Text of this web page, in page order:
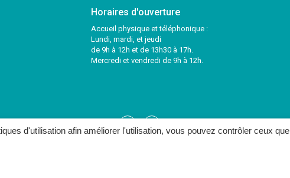
d'utilisation afin améliorer l'utilisation, vous pouvez contrôler ceux que
Horaires d'ouverture
Accueil physique et téléphonique :
Lundi, mardi, et jeudi
de 9h à 12h et de 13h30 à 17h.
Mercredi et vendredi de 9h à 12h.
vers
vers